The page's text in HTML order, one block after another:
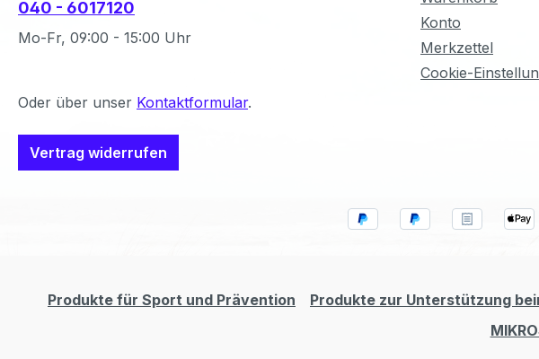
040 - 6017120
Mo-Fr, 09:00 - 15:00 Uhr
Oder über unser Kontaktformular.
Vertrag widerrufen
Konto
Merkzettel
Cookie-
Produkte für Sport und Prävention Produkte zur Unterstützung